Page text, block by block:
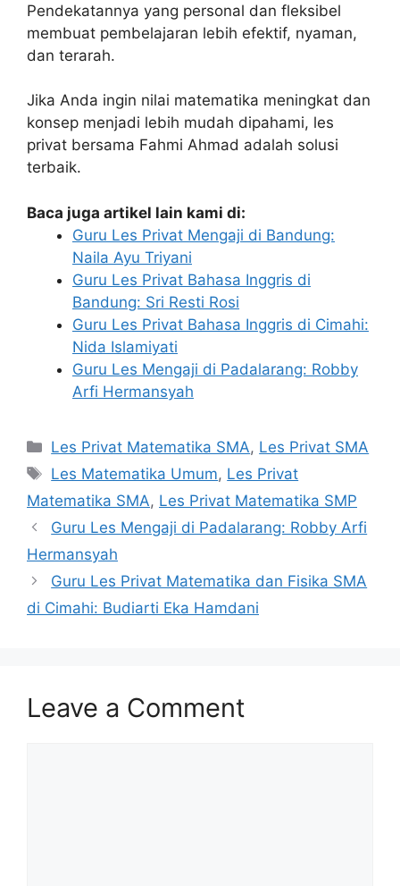
Pendekatannya yang personal dan fleksibel
membuat pembelajaran lebih efektif, nyaman,
dan terarah.
Jika Anda ingin nilai matematika meningkat dan
konsep menjadi lebih mudah dipahami, les
privat bersama Fahmi Ahmad adalah solusi
terbaik.
Baca juga artikel lain kami di:
Guru Les Privat Mengaji di Bandung:
Naila Ayu Triyani
Guru Les Privat Bahasa Inggris di
Bandung: Sri Resti Rosi
Guru Les Privat Bahasa Inggris di Cimahi:
Nida Islamiyati
Guru Les Mengaji di Padalarang: Robby
Arfi Hermansyah
Categories
Les Privat Matematika SMA, Les Privat SMA
Tags
Les Matematika Umum, Les Privat
Matematika SMA, Les Privat Matematika SMP
Guru Les Mengaji di Padalarang: Robby Arfi
Hermansyah
Guru Les Privat Matematika dan Fisika SMA
di Cimahi: Budiarti Eka Hamdani
Leave a Comment